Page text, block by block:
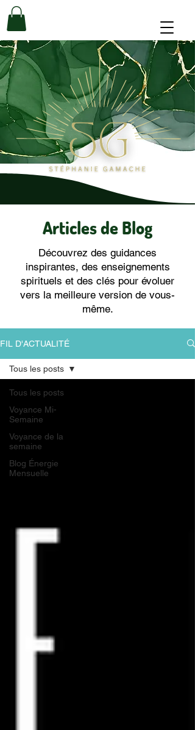
Articles de Blog
Découvrez des guidances
inspirantes, des enseignements
spirituels et des clés pour évoluer
vers la meilleure version de vous-
même.
FIL D'ACTUALITÉ
Tous les posts
Voyance Mi-
Semaine
Voyance de la
semaine
Blog Énergie
Mensuelle
Tous les posts